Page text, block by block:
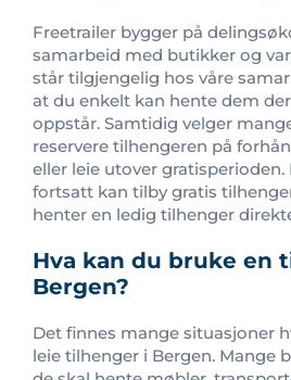
Freetrailer bygger på
samarbeid med butikker og
står tilgjengelig hos våre
at du enkelt kan hente dem
oppstår. Samtidig velger
reservere tilhengeren på
eller leie utover gratisperioden.
fortsatt kan tilby gratis
henter en ledig tilhenger
Hva kan du bruke en
Bergen?
Det finnes mange situasjoner
leie tilhenger i Bergen. Mange